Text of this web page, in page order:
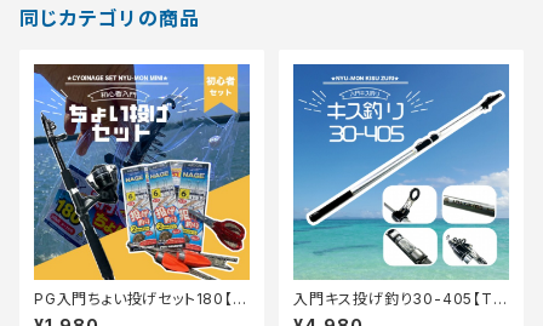
同じカテゴリの商品
PG入門ちょい投げセット180【T
オリ】
入門キス投げ釣り30-405【Tオ
リ】